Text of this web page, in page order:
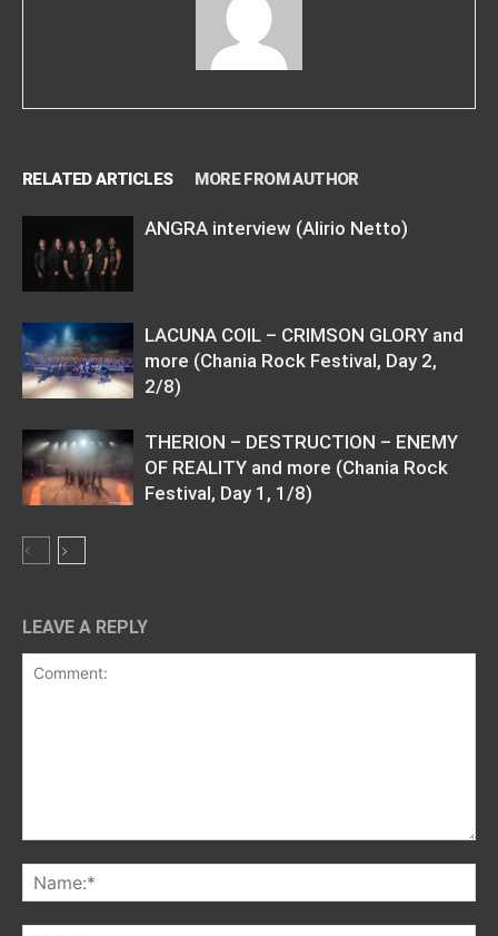
RELATED ARTICLES MORE FROM AUTHOR
ANGRA interview (Alirio Netto)
LACUNA COIL – CRIMSON GLORY and
more (Chania Rock Festival, Day 2,
2/8)
THERION – DESTRUCTION – ENEMY
OF REALITY and more (Chania Rock
Festival, Day 1, 1/8)
LEAVE A REPLY